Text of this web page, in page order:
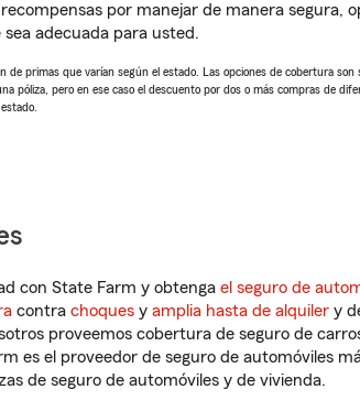
por manejar de manera segura,
adecuada para usted.
de primas que varían según el estado. Las opciones de cobertura
póliza, pero en ese caso el descuento por dos o más compras de
con State Farm y obtenga el seguro de
contra choques y amplia hasta de alquiler y
proveemos cobertura de seguro de
es el proveedor de seguro de automóviles
de seguro de automóviles y de vivienda.